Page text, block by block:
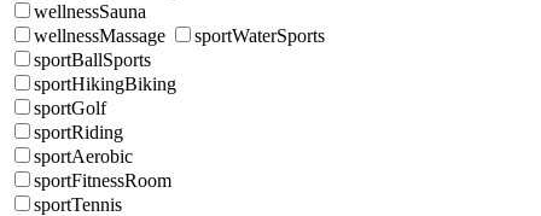
wellnessSauna
wellnessMassage
sportWaterSports
sportBallSports
sportHikingBiking
sportGolf
sportRiding
sportAerobic
sportFitnessRoom
sportTennis